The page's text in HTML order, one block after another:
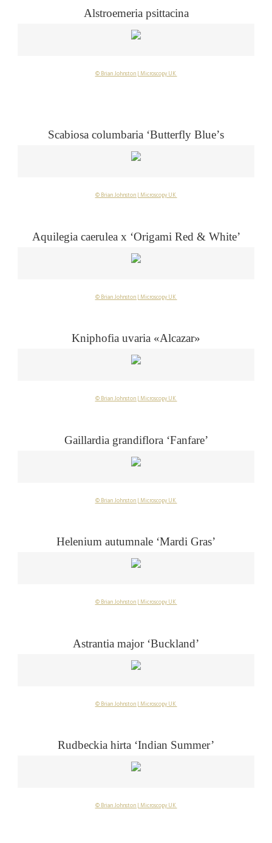
Alstroemeria psittacina
© Brian Johnston | Microscopy UK
Scabiosa columbaria ‘Butterfly Blue’s
© Brian Johnston | Microscopy UK
Aquilegia caerulea x ‘Origami Red & White’
© Brian Johnston | Microscopy UK
Kniphofia uvaria «Alcazar»
© Brian Johnston | Microscopy UK
Gaillardia grandiflora ‘Fanfare’
© Brian Johnston | Microscopy UK
Helenium autumnale ‘Mardi Gras’
© Brian Johnston | Microscopy UK
Astrantia major ‘Buckland’
© Brian Johnston | Microscopy UK
Rudbeckia hirta ‘Indian Summer’
© Brian Johnston | Microscopy UK